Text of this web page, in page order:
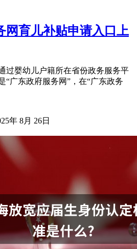
网育儿补贴申请入口上
过婴幼儿户籍所在省份政务服务平
“广东政府服务网”，在“广东政务
年 8月 26日